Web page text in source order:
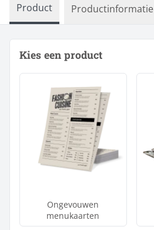
Product Productinformatie
Kies een product
Ongevouwen
menukaarten